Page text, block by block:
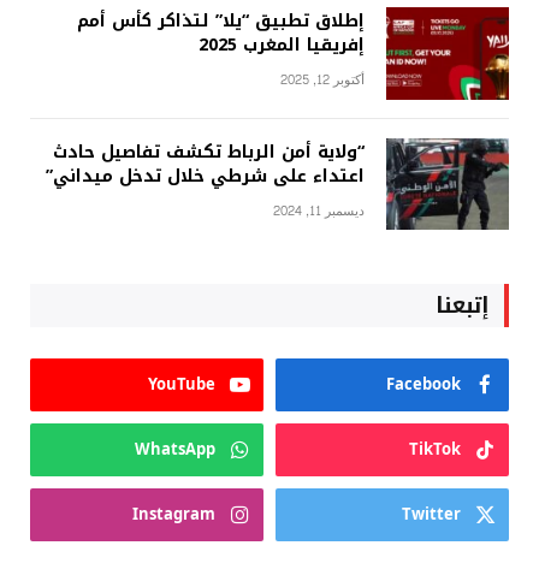
إطلاق تطبيق “يلا” لتذاكر كأس أمم
إفريقيا المغرب 2025
أكتوبر 12, 2025
“ولاية أمن الرباط تكشف تفاصيل حادث
اعتداء على شرطي خلال تدخل ميداني”
ديسمبر 11, 2024
إتبعنا
Facebook
YouTube
TikTok
WhatsApp
Twitter
Instagram